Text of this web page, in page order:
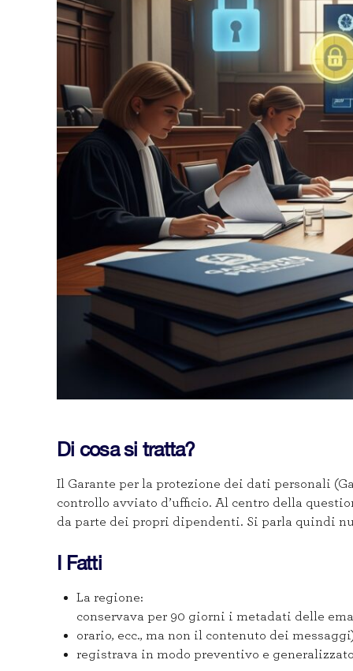
Di cosa si tratta?
Il Garante per la protezione dei dati personali
controllo avviato d’ufficio. Al centro della
da parte dei propri dipendenti. Si parla quindi
I Fatti
La regione:
conservava per 90 giorni i metadati delle
orario, ecc., ma non il contenuto dei
registrava in modo preventivo e